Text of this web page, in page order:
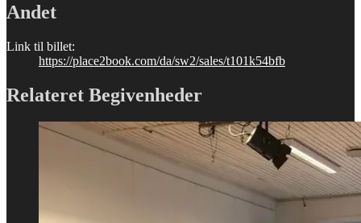
Andet
Link til billet:
https://place2book.com/da/sw2/sales/t101k54bfb
Relateret Begivenheder